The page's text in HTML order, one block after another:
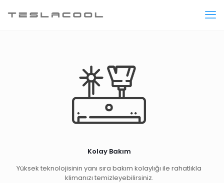
Kolay Bakım
Yüksek teknolojisinin yanı sıra bakım kolaylığı ile rahatlıkla
klimanızı temizleyebilirsiniz.